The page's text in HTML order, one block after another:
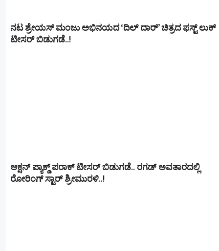
ನಟ ಶ್ರೇಯಸ್ ಮಂಜು ಅಭಿನಯದ ‘ದಿಲ್ ದಾರ್’ ಚಿತ್ರದ ಫಸ್ಟ್ ಲುಕ್
ಟೀಸರ್ ಬಿಡುಗಡೆ..!
ಆಕ್ಷನ್ ಪ್ಯಾಕ್ಡ್ ಪರಾಕ್ ಟೀಸರ್ ಬಿಡುಗಡೆ.. ರಗಡ್ ಅವತಾರದಲ್ಲಿ
ರೋರಿಂಗ್ ಸ್ಟಾರ್ ಶ್ರೀಮುರಳಿ..!